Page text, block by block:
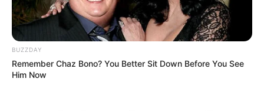
Ο ΠΟΥ υπό έλεγχο: παρατυπίες και
BUZZDAY
Remember Chaz Bono? You Better Sit Down Before You See
Him Now